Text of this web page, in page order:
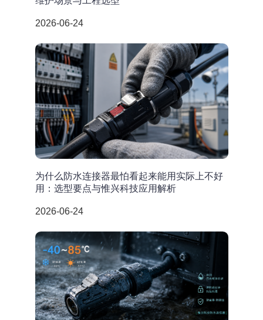
2026-06-24
为什么防水连接器最怕看起来能用实际上不好
用：选型要点与惟兴科技应用解析
2026-06-24